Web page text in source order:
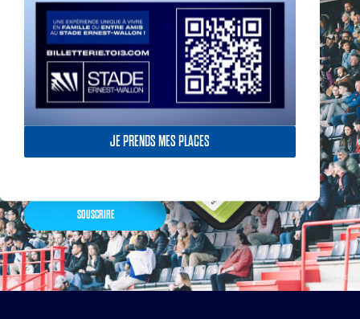
JE PRENDS MES PLACES
Actualités, nouveautés,
billetterie, remises
exceptionnelles dans la
nos partenaires… Inscrivez-
SOUSCRIRE